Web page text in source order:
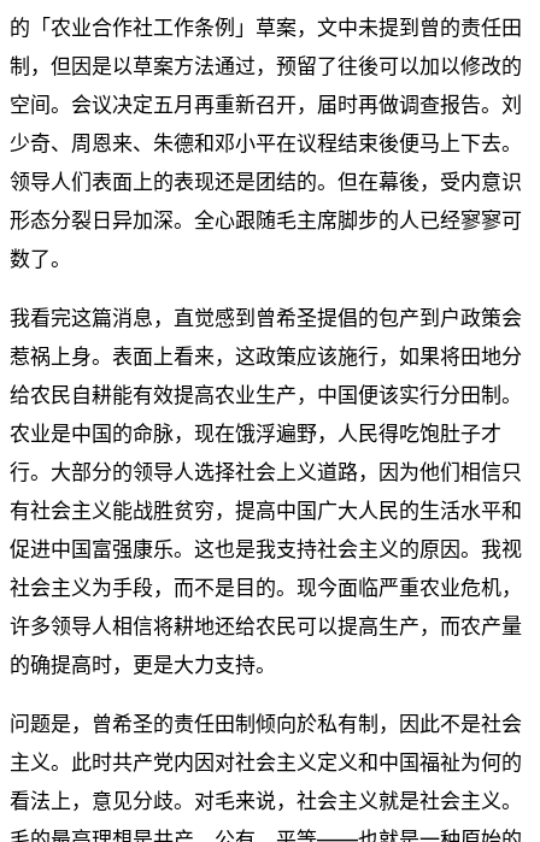
的「农业合作社工作条例」草案，文中未提到曾的责任田
制，但因是以草案方法通过，预留了往後可以加以修改的
空间。会议决定五月再重新召开，届时再做调查报告。刘
少奇、周恩来、朱德和邓小平在议程结束後便马上下去。
领导人们表面上的表现还是团结的。但在幕後，受内意识
形态分裂日异加深。全心跟随毛主席脚步的人已经寥寥可
数了。
我看完这篇消息，直觉感到曾希圣提倡的包产到户政策会
惹祸上身。表面上看来，这政策应该施行，如果将田地分
给农民自耕能有效提高农业生产，中国便该实行分田制。
农业是中国的命脉，现在饿浮遍野，人民得吃饱肚子才
行。大部分的领导人选择社会上义道路，因为他们相信只
有社会主义能战胜贫穷，提高中国广大人民的生活水平和
促进中国富强康乐。这也是我支持社会主义的原因。我视
社会主义为手段，而不是目的。现今面临严重农业危机，
许多领导人相信将耕地还给农民可以提高生产，而农产量
的确提高时，更是大力支持。
问题是，曾希圣的责任田制倾向於私有制，因此不是社会
主义。此时共产党内因对社会主义定义和中国福祉为何的
看法上，意见分歧。对毛来说，社会主义就是社会主义。